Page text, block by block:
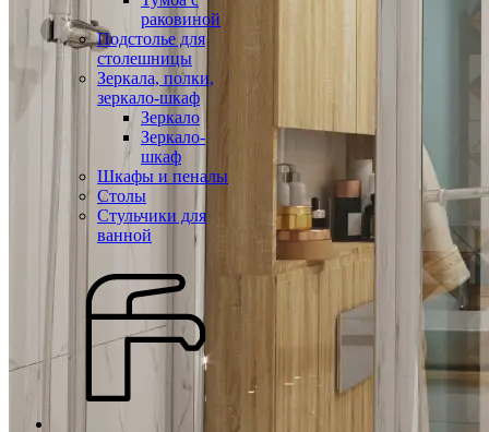
раковиной
Подстолье для
столешницы
Зеркала, полки,
зеркало-шкаф
Зеркало
Зеркало-
шкаф
Шкафы и пеналы
Столы
Стульчики для
ванной